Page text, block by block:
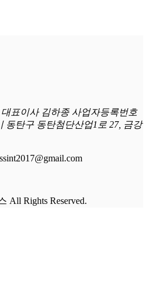
표이사 김하종 사업자등록번호
동탄구 동탄첨단산업1로 27, 금강
All Rights Reserved.